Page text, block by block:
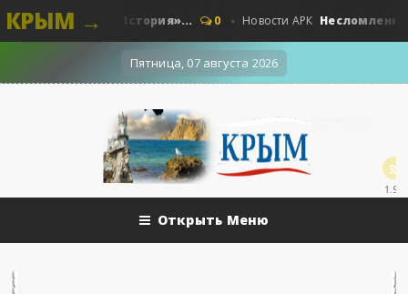
КРЫМ →
Наши - «История»... 0 Новости АРК Несломленный
Пятница, 07 августа 2026
1.9k
Открыть Меню